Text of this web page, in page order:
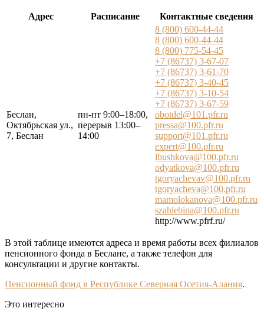
Адрес Расписание Контактные сведения
Беслан,
Октябрьская ул.,
7, Беслан
пн-пт 9:00–18:00,
перерыв 13:00–
14:00
8 (800) 600-44-44
8 (800) 600-44-44
8 (800) 775-54-45
+7 (86737) 3-67-07
+7 (86737) 3-61-70
+7 (86737) 3-40-45
+7 (86737) 3-10-54
+7 (86737) 3-67-59
obotdel@101.pfr.ru
pressa@100.pfr.ru
support@101.pfr.ru
expert@100.pfr.ru
lbushkova@100.pfr.ru
odyatkova@100.pfr.ru
tgoryachevav@100.pfr.ru
tgoryacheva@100.pfr.ru
mamolokanova@100.pfr.ru
szahlebina@100.pfr.ru
http://www.pfrf.ru/
В этой таблице имеются адреса и время работы всех филиалов
пенсионного фонда в Беслане, а также телефон для
консультации и другие контакты.
Пенсионный фонд в Республике Северная Осетия-Алания.
Это интересно